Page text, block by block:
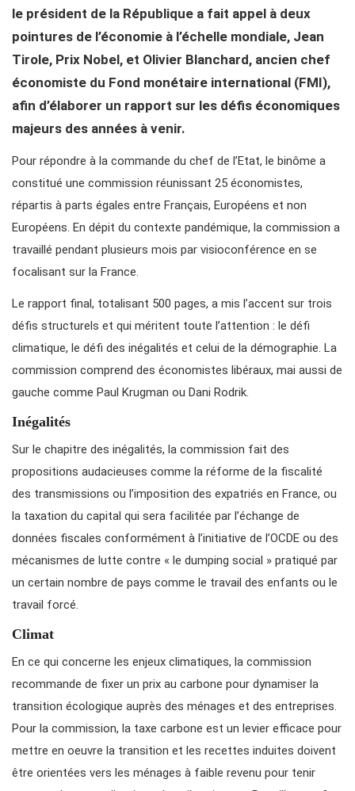
le président de la République a fait appel à deux
pointures de l’économie à l’échelle mondiale, Jean
Tirole, Prix Nobel, et Olivier Blanchard, ancien chef
économiste du Fond monétaire international (FMI),
afin d’élaborer un rapport sur les défis économiques
majeurs des années à venir.
Pour répondre à la commande du chef de l’Etat, le binôme a
constitué une commission réunissant 25 économistes,
répartis à parts égales entre Français, Européens et non
Européens. En dépit du contexte pandémique, la commission a
travaillé pendant plusieurs mois par visioconférence en se
focalisant sur la France.
Le rapport final, totalisant 500 pages, a mis l’accent sur trois
défis structurels et qui méritent toute l’attention : le défi
climatique, le défi des inégalités et celui de la démographie. La
commission comprend des économistes libéraux, mai aussi de
gauche comme Paul Krugman ou Dani Rodrik.
Inégalités
Sur le chapitre des inégalités, la commission fait des
propositions audacieuses comme la réforme de la fiscalité
des transmissions ou l’imposition des expatriés en France, ou
la taxation du capital qui sera facilitée par l’échange de
données fiscales conformément à l’initiative de l’OCDE ou des
mécanismes de lutte contre « le dumping social » pratiqué par
un certain nombre de pays comme le travail des enfants ou le
travail forcé.
Climat
En ce qui concerne les enjeux climatiques, la commission
recommande de fixer un prix au carbone pour dynamiser la
transition écologique auprès des ménages et des entreprises.
Pour la commission, la taxe carbone est un levier efficace pour
mettre en oeuvre la transition et les recettes induites doivent
être orientées vers les ménages à faible revenu pour tenir